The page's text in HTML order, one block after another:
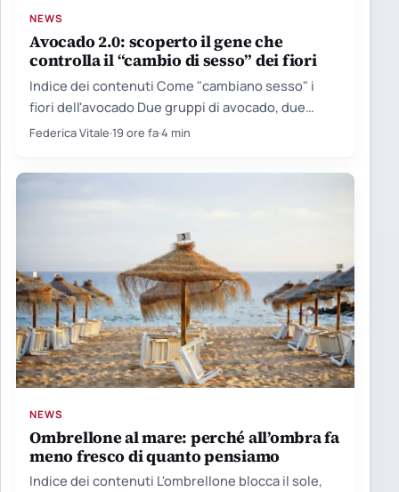
NEWS
Avocado 2.0: scoperto il gene che
controlla il “cambio di sesso” dei fiori
Indice dei contenuti Come "cambiano sesso" i
fiori dell'avocado Due gruppi di avocado, due
orologi biologici Il limite…
Federica Vitale·19 ore fa·4 min
NEWS
Ombrellone al mare: perché all’ombra fa
meno fresco di quanto pensiamo
Indice dei contenuti L'ombrellone blocca il sole,